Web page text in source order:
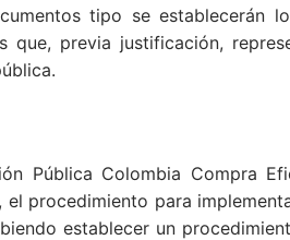
tipo se establecerán
previa justificación,
Pública Colombia Compra
procedimiento para
establecer un